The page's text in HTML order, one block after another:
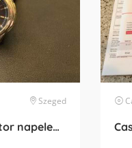
Szeged
Casio Wave Ceptor napelemes rádióvezérelt férfi karóra